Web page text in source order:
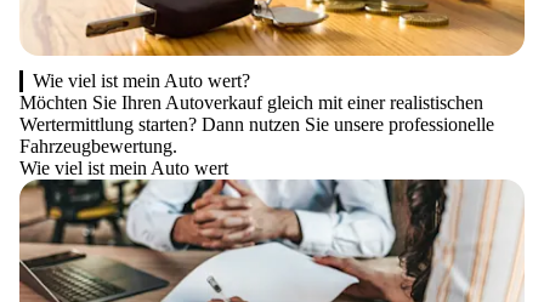
Wie viel ist mein Auto wert?
Möchten Sie Ihren Autoverkauf gleich mit einer realistischen
Wertermittlung starten? Dann nutzen Sie unsere professionelle
Fahrzeugbewertung.
Wie viel ist mein Auto wert